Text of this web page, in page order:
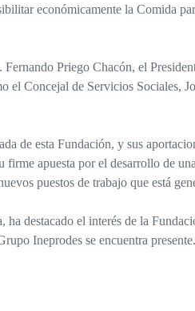
económicamente la Comida
Priego Chacón, el
el Concejal de Servicios Sociales,
de esta Fundación, y sus
firme apuesta por el desarrollo de
puestos de trabajo que está
destacado el interés de la
Ineprodes se encuentra presente.